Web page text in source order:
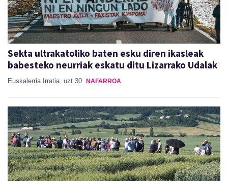
Sekta ultrakatoliko baten esku diren ikasleak
babesteko neurriak eskatu ditu Lizarrako Udalak
Euskalerria Irratia uzt 30 NAFARROA